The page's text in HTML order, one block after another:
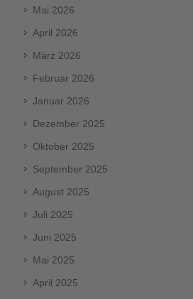
Mai 2026
April 2026
März 2026
Februar 2026
Januar 2026
Dezember 2025
Oktober 2025
September 2025
August 2025
Juli 2025
Juni 2025
Mai 2025
April 2025